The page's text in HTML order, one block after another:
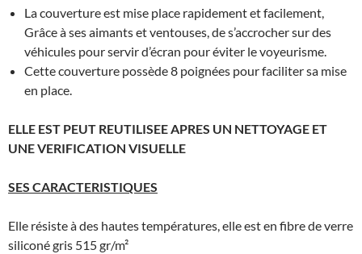
La couverture est mise place rapidement et facilement,
Grâce à ses aimants et ventouses, de s’accrocher sur des
véhicules pour servir d’écran pour éviter le voyeurisme.
Cette couverture possède 8 poignées pour faciliter sa mise
en place.
ELLE EST PEUT REUTILISEE APRES UN NETTOYAGE ET
UNE VERIFICATION VISUELLE
SES CARACTERISTIQUES
Elle résiste à des hautes températures, elle est en fibre de verre
siliconé gris 515 gr/m²